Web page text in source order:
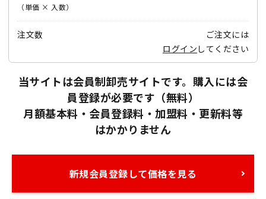
（単価 × 入数）
注文数
ご注文には
ログイン してください
当サイトは会員制卸売サイトです。購入には会
員登録が必要です（無料）
月額基本料・会員登録料・加盟料・更新料等
はかかりません
新規会員登録して価格を見る